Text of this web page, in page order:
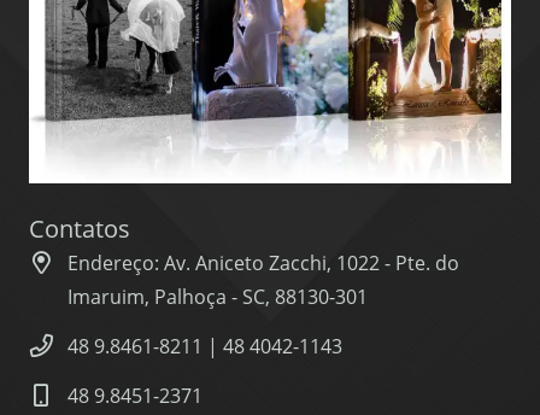
Contatos
Endereço: Av. Aniceto Zacchi, 1022 - Pte. do
Imaruim, Palhoça - SC, 88130-301
48 9.8461-8211 | 48 4042-1143
48 9.8451-2371